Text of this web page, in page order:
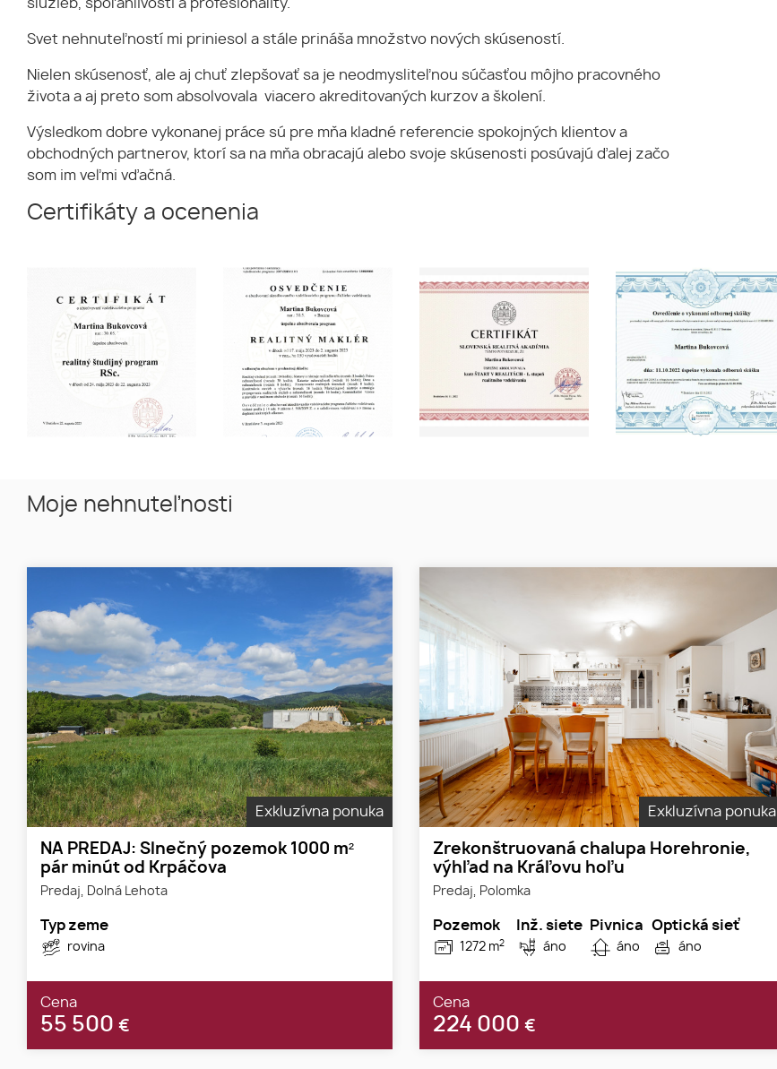
služieb, spoľahlivosti a profesionality.
Svet nehnuteľností mi priniesol a stále prináša množstvo nových skúseností.
Nielen skúsenosť, ale aj chuť zlepšovať sa je neodmysliteľnou súčasťou môjho pracovného
života a aj preto som absolvovala viacero akreditovaných kurzov a školení.
Výsledkom dobre vykonanej práce sú pre mňa kladné referencie spokojných klientov a
obchodných partnerov, ktorí sa na mňa obracajú alebo svoje skúsenosti posúvajú ďalej začo
som im veľmi vďačná.
Certifikáty a ocenenia
Moje nehnuteľnosti
Exkluzívna ponuka
NA PREDAJ: Slnečný pozemok 1000 m²
pár minút od Krpáčova
Predaj, Dolná Lehota
Typ zeme
rovina
Cena
55 500 €
Exkluzívna ponuka
Zrekonštruovaná chalupa Horehronie,
výhľad na Kráľovu hoľu
Predaj, Polomka
Pozemok
1272 m2
Inž. siete
áno
Pivnica
áno
Optická sieť
áno
Cena
224 000 €